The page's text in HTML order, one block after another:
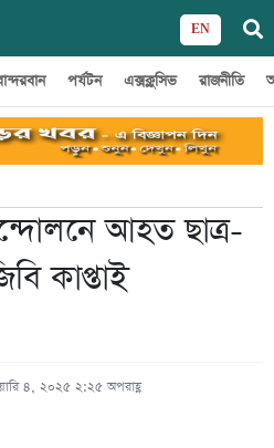
EN
পর্যটন এক্সক্লুসিভ রাজনীতি
আহত ছাত্র-
কাপ্তাই
৪, ২০২৫ ২:২৫ অপরাহ্ণ